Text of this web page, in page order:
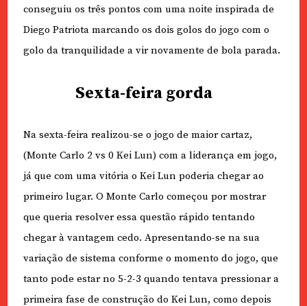
conseguiu os três pontos com uma noite inspirada de
Diego Patriota marcando os dois golos do jogo com o
golo da tranquilidade a vir novamente de bola parada.
Sexta-feira gorda
Na sexta-feira realizou-se o jogo de maior cartaz,
(Monte Carlo 2 vs 0 Kei Lun) com a liderança em jogo,
já que com uma vitória o Kei Lun poderia chegar ao
primeiro lugar. O Monte Carlo começou por mostrar
que queria resolver essa questão rápido tentando
chegar à vantagem cedo. Apresentando-se na sua
variação de sistema conforme o momento do jogo, que
tanto pode estar no 5-2-3 quando tentava pressionar a
primeira fase de construção do Kei Lun, como depois